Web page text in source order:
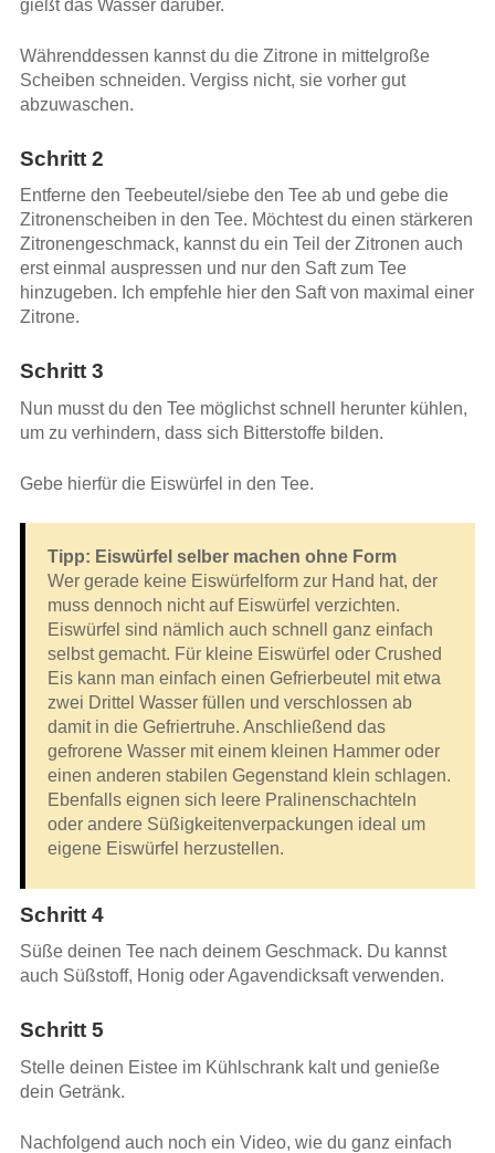
gießt das Wasser darüber.
Währenddessen kannst du die Zitrone in mittelgroße
Scheiben schneiden. Vergiss nicht, sie vorher gut
abzuwaschen.
Schritt 2
Entferne den Teebeutel/siebe den Tee ab und gebe die
Zitronenscheiben in den Tee. Möchtest du einen stärkeren
Zitronengeschmack, kannst du ein Teil der Zitronen auch
erst einmal auspressen und nur den Saft zum Tee
hinzugeben. Ich empfehle hier den Saft von maximal einer
Zitrone.
Schritt 3
Nun musst du den Tee möglichst schnell herunter kühlen,
um zu verhindern, dass sich Bitterstoffe bilden.
Gebe hierfür die Eiswürfel in den Tee.
Tipp: Eiswürfel selber machen ohne Form
Wer gerade keine Eiswürfelform zur Hand hat, der
muss dennoch nicht auf Eiswürfel verzichten.
Eiswürfel sind nämlich auch schnell ganz einfach
selbst gemacht. Für kleine Eiswürfel oder Crushed
Eis kann man einfach einen Gefrierbeutel mit etwa
zwei Drittel Wasser füllen und verschlossen ab
damit in die Gefriertruhe. Anschließend das
gefrorene Wasser mit einem kleinen Hammer oder
einen anderen stabilen Gegenstand klein schlagen.
Ebenfalls eignen sich leere Pralinenschachteln
oder andere Süßigkeitenverpackungen ideal um
eigene Eiswürfel herzustellen.
Schritt 4
Süße deinen Tee nach deinem Geschmack. Du kannst
auch Süßstoff, Honig oder Agavendicksaft verwenden.
Schritt 5
Stelle deinen Eistee im Kühlschrank kalt und genieße
dein Getränk.
Nachfolgend auch noch ein Video, wie du ganz einfach